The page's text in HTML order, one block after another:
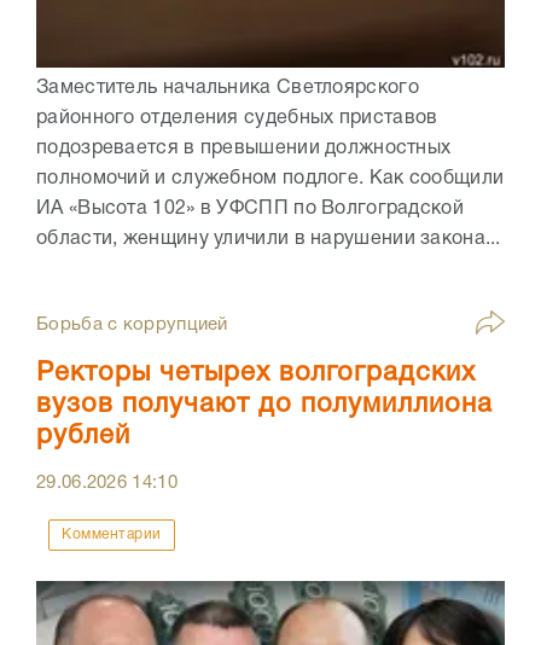
Заместитель начальника Светлоярского
районного отделения судебных приставов
подозревается в превышении должностных
полномочий и служебном подлоге. Как сообщили
ИА «Высота 102» в УФСПП по Волгоградской
области, женщину уличили в нарушении закона...
Борьба с коррупцией
Ректоры четырех волгоградских
вузов получают до полумиллиона
рублей
29.06.2026 14:10
Комментарии